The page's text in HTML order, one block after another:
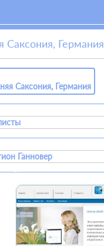
Саксония, Германия
Саксония, Германия
Ганновер